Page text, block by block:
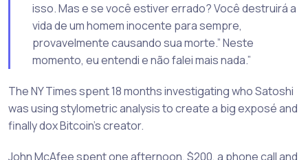
isso. Mas e se você estiver errado? Você destruirá a
vida de um homem inocente para sempre,
provavelmente causando sua morte.” Neste
momento, eu entendi e não falei mais nada.”
The NY Times spent 18 months investigating who Satoshi
was using stylometric analysis to create a big exposé and
finally dox Bitcoin’s creator.
John McAfee spent one afternoon, $200, a phone call and